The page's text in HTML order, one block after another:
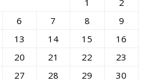
6 7 8
9
13 14 15
16
20 21 22
23
27 28 29 30